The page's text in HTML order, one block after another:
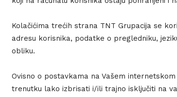
Kolačićima trećih strana TNT Grupacija se
adresu korisnika, podatke o pregledniku,
obliku.
Ovisno o postavkama na Vašem
trenutku lako izbrisati i/ili trajno isključiti na